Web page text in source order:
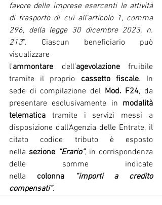
favore delle imprese esercenti le attività
di trasporto di cui all'articolo 1, comma
296, della legge 30 dicembre 2023, n.
213”. Ciascun beneficiario può
visualizzare
l’ammontare dell’agevolazione fruibile
tramite il proprio cassetto fiscale. In
sede di compilazione del Mod. F24, da
presentare esclusivamente in modalità
telematica tramite i servizi messi a
disposizione dall'Agenzia delle Entrate, il
citato codice tributo è esposto
nella sezione “Erario”, in corrispondenza
delle somme indicate
nella colonna
“importi a credito
compensati”.